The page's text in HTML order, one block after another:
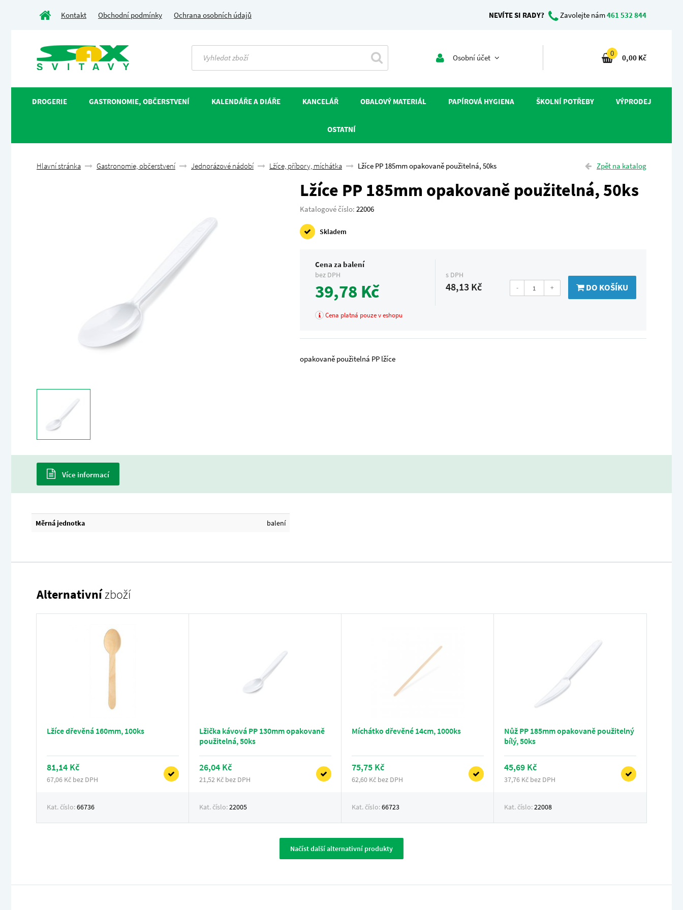
Kontakt Obchodní podmínky Ochrana osobních údajů NEVÍTE SI RADY? Zavolejte nám461 532 844
Osobní účet 0 0,00 Kč
DROGERIE GASTRONOMIE, OBČERSTVENÍ KALENDÁŘE A DIÁŘE KANCELÁŘ OBALOVÝ MATERIÁL PAPÍROVÁ HYGIENA ŠKOLNÍ POTŘEBY VÝPRODEJ
OSTATNÍ
Zpět na katalog
Hlavní stránka Gastronomie, občerstvení Jednorázové nádobí Lžíce, příbory, míchátka Lžíce PP 185mm opakovaně použitelná, 50ks
Lžíce PP 185mm opakovaně použitelná, 50ks
Katalogové číslo:22006
Skladem
Cena za balení
bez DPH
39,78 Kč
s DPH
48,13 Kč
Cena platná pouze v eshopu
- + DO KOŠÍKU
opakovaně použitelná PP lžíce
Více informací
Měrná jednotka balení
Alternativnízboží
Lžíce dřevěná 160mm, 100ks
81,14 Kč
67,06 Kč bez DPH
Kat. číslo:66736
Lžička kávová PP 130mm opakovaně
použitelná, 50ks
26,04 Kč
21,52 Kč bez DPH
Kat. číslo:22005
Míchátko dřevěné 14cm, 1000ks
75,75 Kč
62,60 Kč bez DPH
Kat. číslo:66723
Nůž PP 185mm opakovaně použitelný
bílý, 50ks
45,69 Kč
37,76 Kč bez DPH
Kat. číslo:22008
Načíst další alternativní produkty